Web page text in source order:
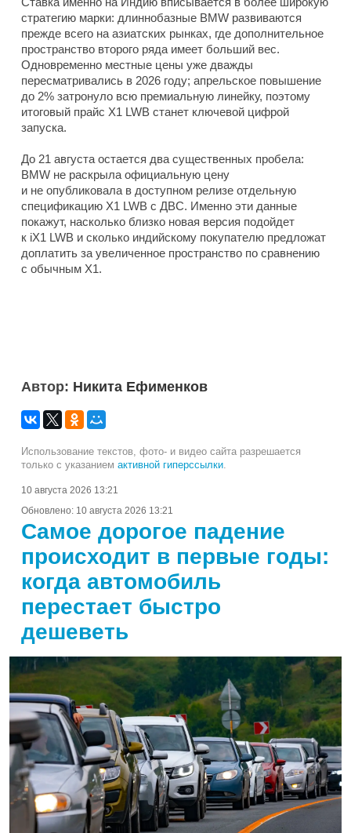
стратегию марки: длиннобазные BMW развиваются
прежде всего на азиатских рынках, где дополнительное
пространство второго ряда имеет больший вес.
Одновременно местные цены уже дважды
пересматривались в 2026 году; апрельское повышение
до 2% затронуло всю премиальную линейку, поэтому
итоговый прайс X1 LWB станет ключевой цифрой
запуска.
До 21 августа остается два существенных пробела:
BMW не раскрыла официальную цену
и не опубликовала в доступном релизе отдельную
спецификацию X1 LWB с ДВС. Именно эти данные
покажут, насколько близко новая версия подойдет
к iX1 LWB и сколько индийскому покупателю предложат
доплатить за увеличенное пространство по сравнению
с обычным X1.
Автор: Никита Ефименков
Использование текстов, фото- и видео сайта разрешается
только с указанием активной гиперссылки.
10 августа 2026 13:21
Обновлено: 10 августа 2026 13:21
Самое дорогое падение
происходит в первые годы:
когда автомобиль
перестает быстро
дешеветь